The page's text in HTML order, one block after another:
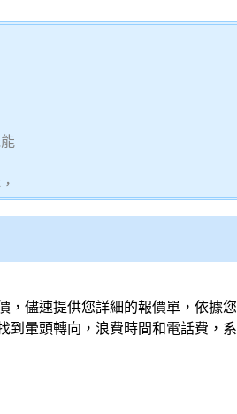
，儘速提供您詳細的報價單，依據您
到暈頭轉向，浪費時間和電話費， 系